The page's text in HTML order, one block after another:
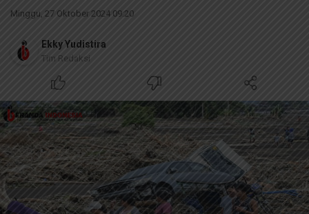
Minggu, 27 Oktober 2024 09:20
Ekky Yudistira
Tim Redaksi